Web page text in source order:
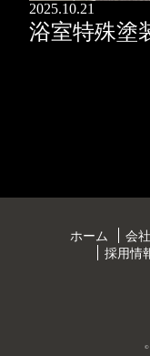
2025.10.21
浴室特殊塗
ホーム 会
採用情
©